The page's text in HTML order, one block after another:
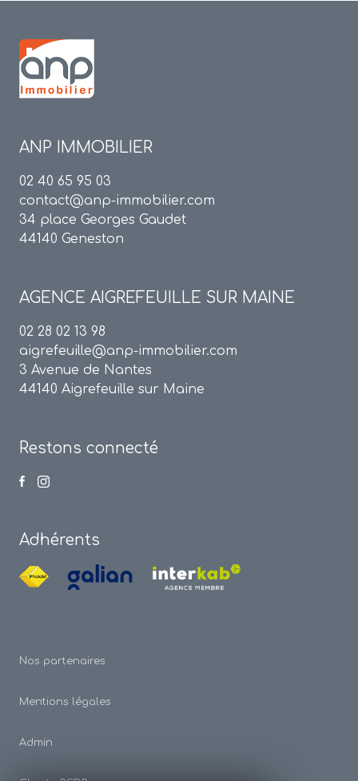
ANP IMMOBILIER
02 40 65 95 03
contact@anp-immobilier.com
34 place Georges Gaudet
44140 Geneston
AGENCE AIGREFEUILLE SUR MAINE
02 28 02 13 98
aigrefeuille@anp-immobilier.com
3 Avenue de Nantes
44140 Aigrefeuille sur Maine
Restons connecté
Adhérents
Nos partenaires
Mentions légales
Admin